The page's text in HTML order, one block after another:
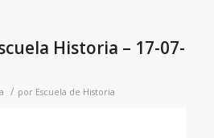
Historia – 17-07-
/ por Escuela de Historia